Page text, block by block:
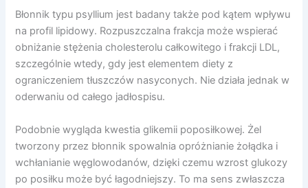
Błonnik typu psyllium jest badany także pod kątem wpływu
na profil lipidowy. Rozpuszczalna frakcja może wspierać
obniżanie stężenia cholesterolu całkowitego i frakcji LDL,
szczególnie wtedy, gdy jest elementem diety z
ograniczeniem tłuszczów nasyconych. Nie działa jednak w
oderwaniu od całego jadłospisu.
Podobnie wygląda kwestia glikemii poposiłkowej. Żel
tworzony przez błonnik spowalnia opróżnianie żołądka i
wchłanianie węglowodanów, dzięki czemu wzrost glukozy
po posiłku może być łagodniejszy. To ma sens zwłaszcza